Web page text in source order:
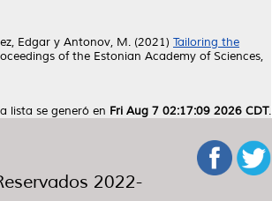
Edgar y Antonov, M. (2021) Tailoring the
of the Estonian Academy of Sciences,
lista se generó en Fri Aug 7 02:17:09 2026 CDT.
2022-